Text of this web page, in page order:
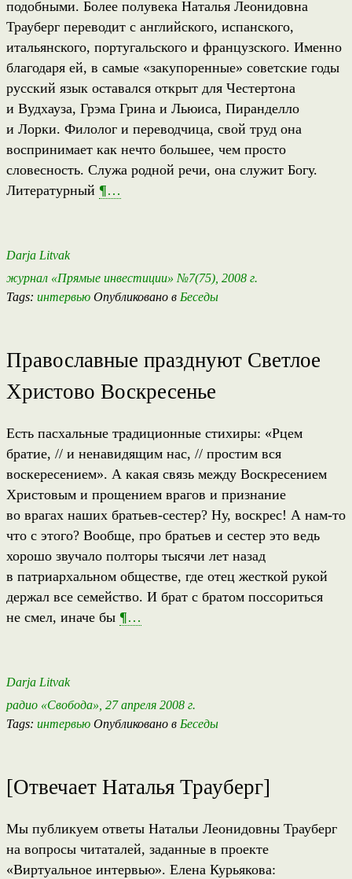
подобными. Более полувека Наталья Леонидовна
Трауберг переводит с английского, испанского,
итальянского, португальского и французского. Именно
благодаря ей, в самые «закупоренные» советские годы
русский язык оставался открыт для Честертона
и Вудхауза, Грэма Грина и Льюиса, Пиранделло
и Лорки. Филолог и переводчица, свой труд она
воспринимает как нечто большее, чем просто
словесность. Служа родной речи, она служит Богу.
Литературный ¶…
Darja Litvak
журнал «Прямые инвестиции» №7(75), 2008 г.
Tags: интервью Опубликовано в Беседы
Православные празднуют Светлое
Христово Воскресенье
Есть пасхальные традиционные стихиры: «Рцем
братие, // и ненавидящим нас, // простим вся
воскересением». А какая связь между Воскресением
Христовым и прощением врагов и признание
во врагах наших братьев-сестер? Ну, воскрес! А нам-то
что с этого? Вообще, про братьев и сестер это ведь
хорошо звучало полторы тысячи лет назад
в патриархальном обществе, где отец жесткой рукой
держал все семейство. И брат с братом поссориться
не смел, иначе бы ¶…
Darja Litvak
радио «Свобода», 27 апреля 2008 г.
Tags: интервью Опубликовано в Беседы
[Отвечает Наталья Трауберг]
Мы публикуем ответы Натальи Леонидовны Трауберг
на вопросы читаталей, заданные в проекте
«Виртуальное интервью». Елена Курьякова: